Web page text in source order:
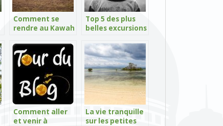
Comment se
rendre au Kawah
Top 5 des plus
belles excursions
Comment aller
et venir à
La vie tranquille
sur les petites